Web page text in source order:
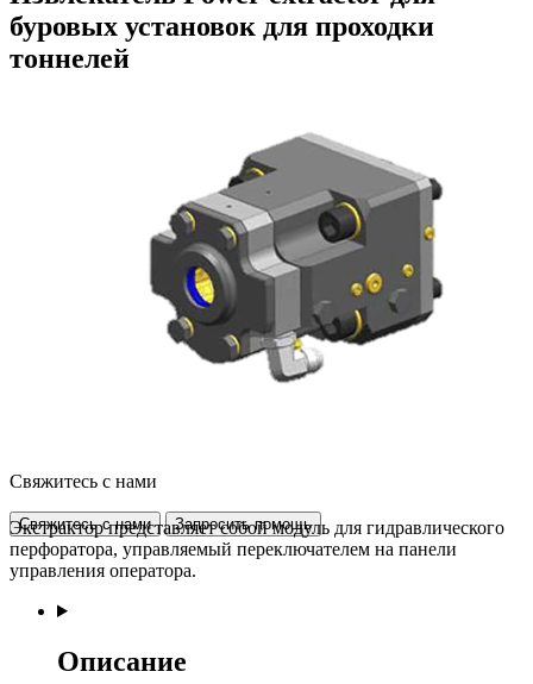
буровых установок для проходки
тоннелей
Свяжитесь с нами
Свяжитесь с нами Запросить помощь
Экстрактор представляет собой модуль для гидравлического
перфоратора, управляемый переключателем на панели
управления оператора.
Описание